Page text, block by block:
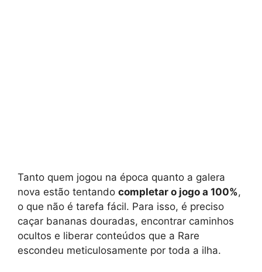
Tanto quem jogou na época quanto a galera
nova estão tentando completar o jogo a 100%,
o que não é tarefa fácil. Para isso, é preciso
caçar bananas douradas, encontrar caminhos
ocultos e liberar conteúdos que a Rare
escondeu meticulosamente por toda a ilha.